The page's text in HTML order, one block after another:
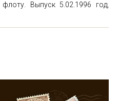
Выпуск 5.02.1996 год,